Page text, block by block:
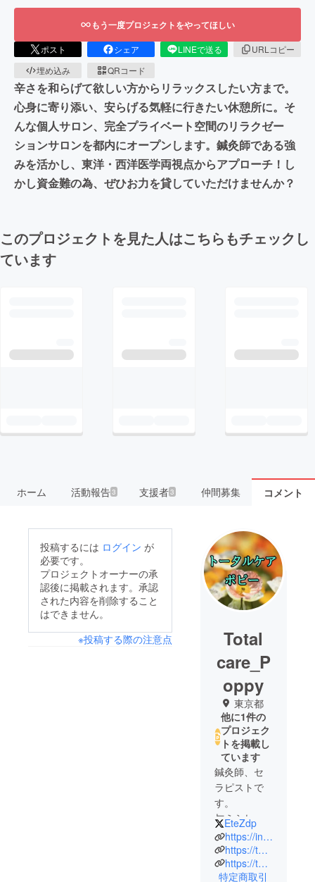
もう一度プロジェクトをやってほしい
ポスト シェア LINEで送る
URLコピー
埋め込み
QRコード
辛さを和らげて欲しい方からリラックスしたい方まで。
心身に寄り添い、安らげる気軽に行きたい休憩所に。そ
んな個人サロン、完全プライベート空間のリラクゼー
ションサロンを都内にオープンします。鍼灸師である強
みを活かし、東洋・西洋医学両視点からアプローチ！し
かし資金難の為、ぜひお力を貸していただけませんか？
このプロジェクトを見た人はこちらもチェックし
ています
ホーム 活動報告3 支援者3 仲間募集 コメント
投稿するには ログイン が
必要です。
プロジェクトオーナーの承
認後に掲載されます。承認
された内容を削除すること
はできません。
※投稿する際の注意点
Total
care_P
oppy
東京都
他に1件の
プロジェク
トを掲載し
ています
鍼灸師、セ
ラピストで
す。
与えられた
命、少しで
も喜びを
もって過ご
EteZdp
https://instagram.com/totalcare_poppy?r=nametag
https://tol-app.jp/s/totalcarepoppy
https://totalcare-poppy1.1web.jp/
特定商取引